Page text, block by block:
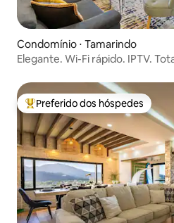
Condomínio ⋅ Tamarindo
Elegante. Wi-Fi rápido. IPTV.
Entre os melhores preferidos dos
Preferido dos hóspedes